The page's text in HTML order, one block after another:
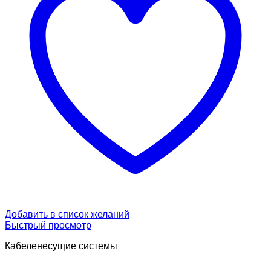
Добавить в список желаний
Быстрый просмотр
Кабеленесущие системы